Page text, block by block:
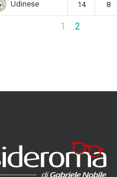
Udinese 14 8
1 2